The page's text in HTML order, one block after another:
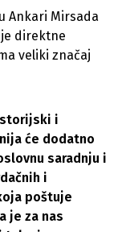
Ankari Mirsada
direktne
veliki značaj
i
će dodatno
saradnju i
i
poštuje
je za nas